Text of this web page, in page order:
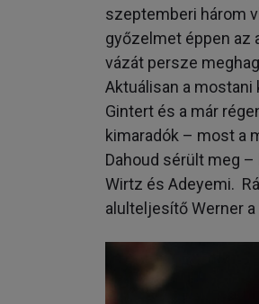
szeptemberi három
győzelmet éppen az
vázát persze
Aktuálisan a
Gintert és a már
kimaradók – most a
Dahoud sérült meg
Wirtz és Adeyemi.
alulteljesítő Werner